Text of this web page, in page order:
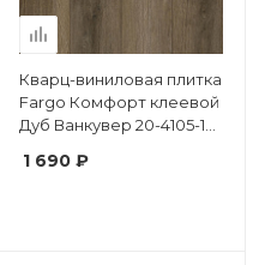
Кварц-виниловая плитка
Fargo Комфорт клеевой
Дуб Ванкувер 20-4105-12
1 690 ₽